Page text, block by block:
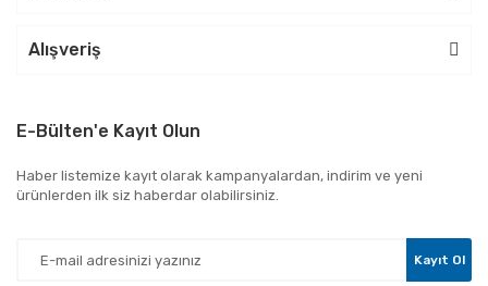
Alışveriş
E-Bülten'e Kayıt Olun
Haber listemize kayıt olarak kampanyalardan, indirim ve yeni
ürünlerden ilk siz haberdar olabilirsiniz.
Kayıt Ol